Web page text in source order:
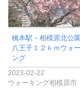
橋本駅－相模原北公
八王子１２ｋｍウォ
ング
2023-02-22
ウォーキング相模原市